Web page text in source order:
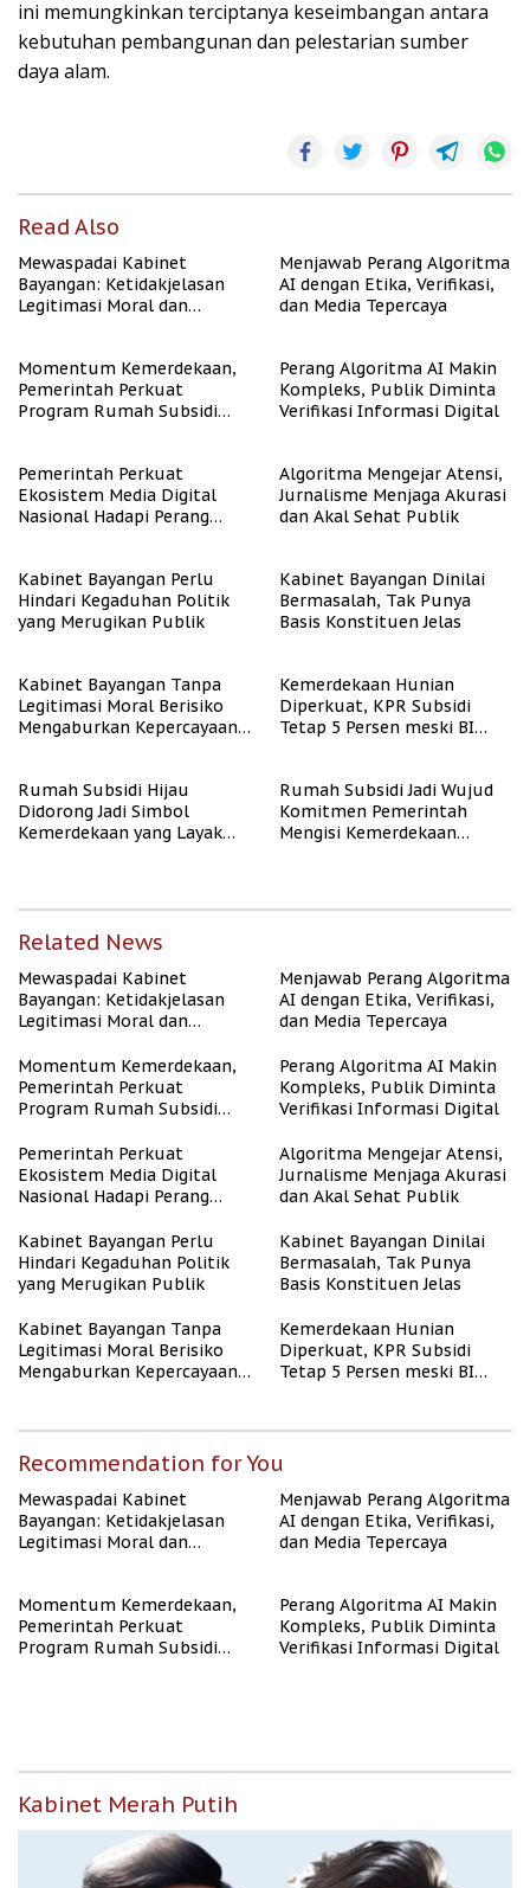
ini memungkinkan terciptanya keseimbangan antara
kebutuhan pembangunan dan pelestarian sumber
daya alam.
Read Also
Mewaspadai Kabinet
Bayangan: Ketidakjelasan
Legitimasi Moral dan
Menjawab Perang Algoritma
AI dengan Etika, Verifikasi,
dan Media Tepercaya
Momentum Kemerdekaan,
Pemerintah Perkuat
Program Rumah Subsidi
Perang Algoritma AI Makin
Kompleks, Publik Diminta
Verifikasi Informasi Digital
Pemerintah Perkuat
Ekosistem Media Digital
Nasional Hadapi Perang
Algoritma Mengejar Atensi,
Jurnalisme Menjaga Akurasi
dan Akal Sehat Publik
Kabinet Bayangan Perlu
Hindari Kegaduhan Politik
yang Merugikan Publik
Kabinet Bayangan Dinilai
Bermasalah, Tak Punya
Basis Konstituen Jelas
Kabinet Bayangan Tanpa
Legitimasi Moral Berisiko
Mengaburkan Kepercayaan
Kemerdekaan Hunian
Diperkuat, KPR Subsidi
Tetap 5 Persen meski BI
Rumah Subsidi Hijau
Didorong Jadi Simbol
Kemerdekaan yang Layak
Rumah Subsidi Jadi Wujud
Komitmen Pemerintah
Mengisi Kemerdekaan
Related News
Mewaspadai Kabinet
Bayangan: Ketidakjelasan
Legitimasi Moral dan
Menjawab Perang Algoritma
AI dengan Etika, Verifikasi,
dan Media Tepercaya
Momentum Kemerdekaan,
Pemerintah Perkuat
Program Rumah Subsidi
Berpenghasilan Rendah
Perang Algoritma AI Makin
Kompleks, Publik Diminta
Verifikasi Informasi Digital
Pemerintah Perkuat
Ekosistem Media Digital
Nasional Hadapi Perang
Algoritma Mengejar Atensi,
Jurnalisme Menjaga Akurasi
dan Akal Sehat Publik
Kabinet Bayangan Perlu
Hindari Kegaduhan Politik
yang Merugikan Publik
Kabinet Bayangan Dinilai
Bermasalah, Tak Punya
Basis Konstituen Jelas
Kabinet Bayangan Tanpa
Legitimasi Moral Berisiko
Mengaburkan Kepercayaan
Kemerdekaan Hunian
Diperkuat, KPR Subsidi
Tetap 5 Persen meski BI
Recommendation for You
Mewaspadai Kabinet
Bayangan: Ketidakjelasan
Legitimasi Moral dan
Menjawab Perang Algoritma
AI dengan Etika, Verifikasi,
dan Media Tepercaya
Momentum Kemerdekaan,
Pemerintah Perkuat
Program Rumah Subsidi
Perang Algoritma AI Makin
Kompleks, Publik Diminta
Verifikasi Informasi Digital
Kabinet Merah Putih